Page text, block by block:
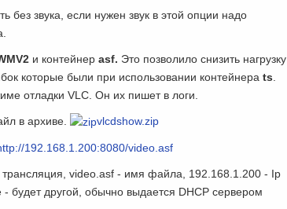
без звука, если нужен звук в этой опции надо
и контейнер asf. Это позволило снизить нагрузку
которые были при использовании контейнера ts
отладки VLC. Он их пишет в логи.
в архиве. vlcdshow.zip
192.168.1.200:8080/video.asf
трансляция, video.asf - имя файла, 192.168.1.200 - Ip
будет другой, обычно выдается DHCP сервером